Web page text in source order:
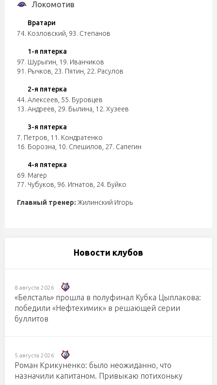
Локомотив
Вратари
74. Козловский 93. Степанов
1-я пятерка
97. Шурыгин 19. Иванчиков
91. Рычков 23. Пятин 22. Расулов
2-я пятерка
44. Алексеев 55. Буровцев
13. Андреев 29. Былина 12. Хузеев
3-я пятерка
7. Петров 11. Кондратенко
16. Борозна 10. Спешилов 27. Сапегин
4-я пятерка
69. Магер
77. Чубуков 96. Игнатов 24. Буйко
Главный тренер: Жилинский Игорь
Новости клубов
8 августа 2026
«Белсталь» прошла в полуфинал Кубка Цыплакова:
победили «Нефтехимик» в решающей серии
буллитов
5 августа 2026
Роман Крикуненко: было неожиданно, что
назначили капитаном. Привыкаю потихоньку